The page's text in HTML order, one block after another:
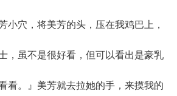
穴，将美芳的头，压在我鸡巴上，
，虽不是很好看，但可以看出是豪乳
看。』美芳就去拉她的手，来摸我的